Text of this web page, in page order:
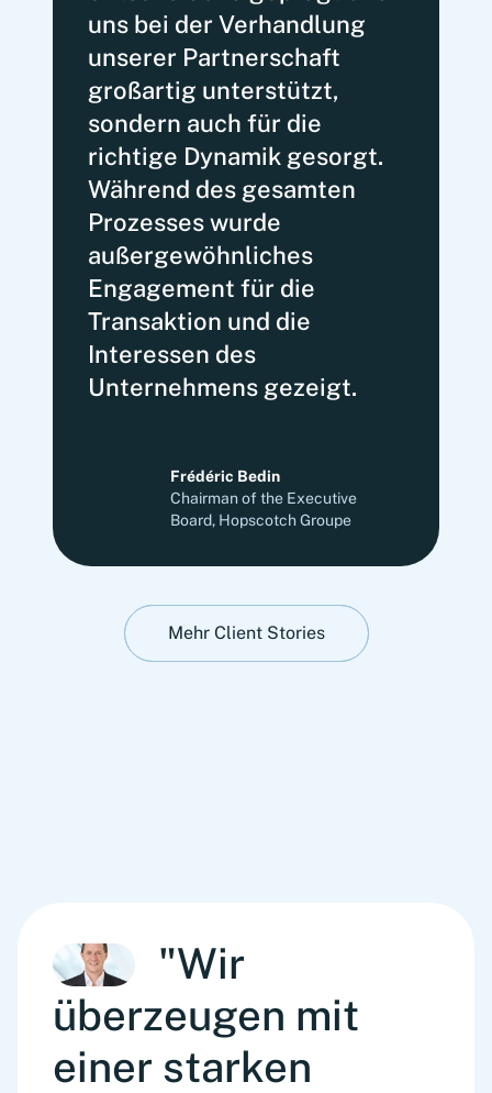
uns bei der Verhandlung
unserer Partnerschaft
großartig unterstützt,
sondern auch für die
richtige Dynamik gesorgt.
Während des gesamten
Prozesses wurde
außergewöhnliches
Engagement für die
Transaktion und die
Interessen des
Unternehmens gezeigt.
Frédéric Bedin
Chairman of the Executive
Board, Hopscotch Groupe
Mehr Client Stories
"Wir
überzeugen mit
einer starken